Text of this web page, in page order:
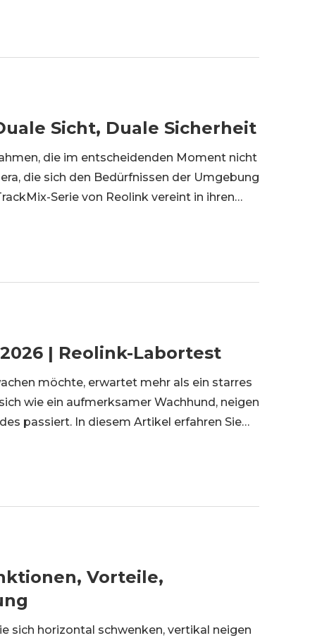
Sicht, Duale Sicherheit
die im entscheidenden Moment nicht
die sich den Bedürfnissen der Umgebung
Serie von Reolink vereint in ihren
| Reolink-Labortest
möchte, erwartet mehr als ein starres
wie ein aufmerksamer Wachhund, neigen
passiert. In diesem Artikel erfahren Sie
Vorteile,
sich horizontal schwenken, vertikal neigen